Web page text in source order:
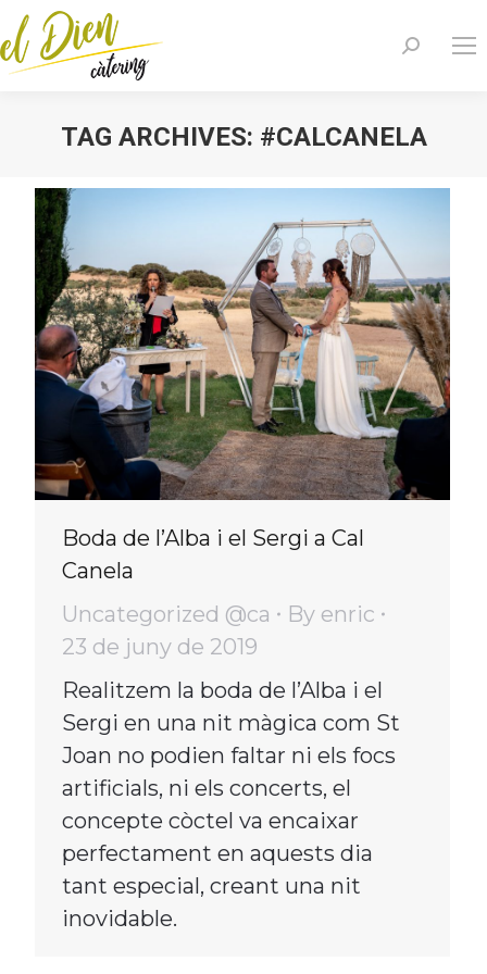
Search:
TAG ARCHIVES: #CALCANELA
Boda de l’Alba i el Sergi a Cal
Canela
Uncategorized @ca
By enric
23 de juny de 2019
Realitzem la boda de l’Alba i el
Sergi en una nit màgica com St
Joan no podien faltar ni els focs
artificials, ni els concerts, el
concepte còctel va encaixar
perfectament en aquests dia
tant especial, creant una nit
inovidable.